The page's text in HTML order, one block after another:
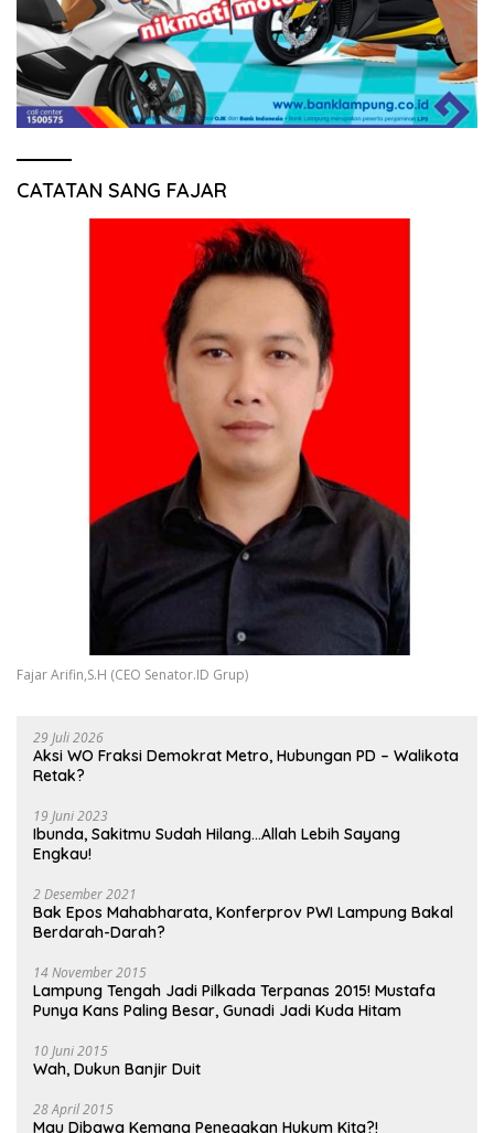
CATATAN SANG FAJAR
Fajar Arifin,S.H (CEO Senator.ID Grup)
29 Juli 2026
Aksi WO Fraksi Demokrat Metro, Hubungan PD – Walikota
Retak?
19 Juni 2023
Ibunda, Sakitmu Sudah Hilang…Allah Lebih Sayang
Engkau!
2 Desember 2021
Bak Epos Mahabharata, Konferprov PWI Lampung Bakal
Berdarah-Darah?
14 November 2015
Lampung Tengah Jadi Pilkada Terpanas 2015! Mustafa
Punya Kans Paling Besar, Gunadi Jadi Kuda Hitam
10 Juni 2015
Wah, Dukun Banjir Duit
28 April 2015
Mau Dibawa Kemana Penegakan Hukum Kita?!